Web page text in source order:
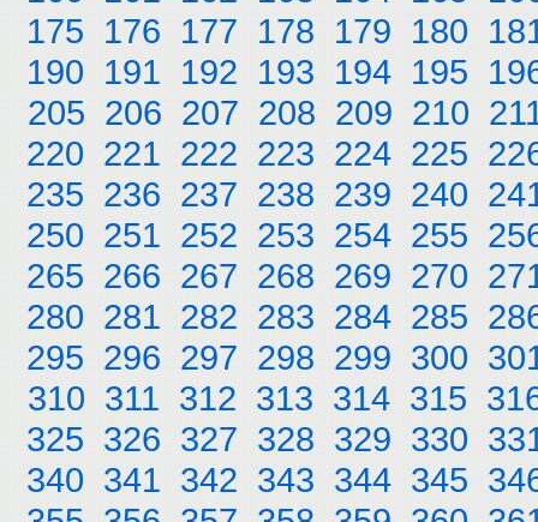
175 176 177 178 179 180
190 191 192 193 194 195
205 206 207 208 209 210
220 221 222 223 224 225
235 236 237 238 239 240
250 251 252 253 254 255
265 266 267 268 269 270
280 281 282 283 284 285
295 296 297 298 299 300
310 311 312 313 314 315
325 326 327 328 329 330
340 341 342 343 344 345